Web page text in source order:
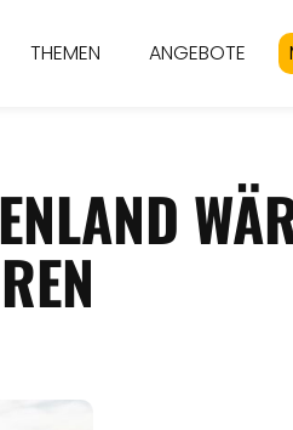
THEMEN ANGEBOTE